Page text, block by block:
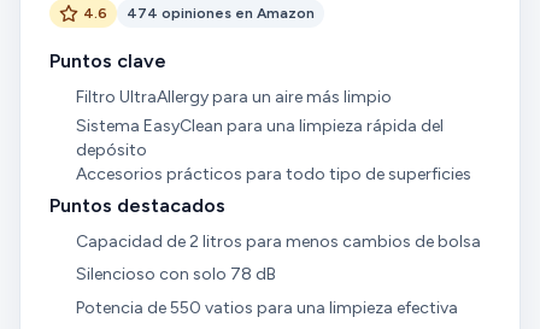
4.6 474 opiniones en Amazon
Puntos clave
Filtro UltraAllergy para un aire más limpio
Sistema EasyClean para una limpieza rápida del
depósito
Accesorios prácticos para todo tipo de superficies
Puntos destacados
Capacidad de 2 litros para menos cambios de bolsa
Silencioso con solo 78 dB
Potencia de 550 vatios para una limpieza efectiva